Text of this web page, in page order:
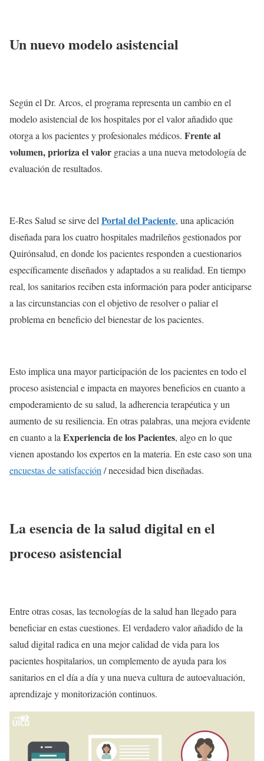
Un nuevo modelo asistencial
Según el Dr. Arcos, el programa representa un cambio en el
modelo asistencial de los hospitales por el valor añadido que
otorga a los pacientes y profesionales médicos. Frente al
volumen, prioriza el valor gracias a una nueva metodología de
evaluación de resultados.
E-Res Salud se sirve del Portal del Paciente, una aplicación
diseñada para los cuatro hospitales madrileños gestionados por
Quirónsalud, en donde los pacientes responden a cuestionarios
específicamente diseñados y adaptados a su realidad. En tiempo
real, los sanitarios reciben esta información para poder anticiparse
a las circunstancias con el objetivo de resolver o paliar el
problema en beneficio del bienestar de los pacientes.
Esto implica una mayor participación de los pacientes en todo el
proceso asistencial e impacta en mayores beneficios en cuanto a
empoderamiento de su salud, la adherencia terapéutica y un
aumento de su resiliencia. En otras palabras, una mejora evidente
en cuanto a la Experiencia de los Pacientes, algo en lo que
vienen apostando los expertos en la materia. En este caso son una
encuestas de satisfacción / necesidad bien diseñadas.
La esencia de la salud digital en el
proceso asistencial
Entre otras cosas, las tecnologías de la salud han llegado para
beneficiar en estas cuestiones. El verdadero valor añadido de la
salud digital radica en una mejor calidad de vida para los
pacientes hospitalarios, un complemento de ayuda para los
sanitarios en el día a día y una nueva cultura de autoevaluación,
aprendizaje y monitorización continuos.